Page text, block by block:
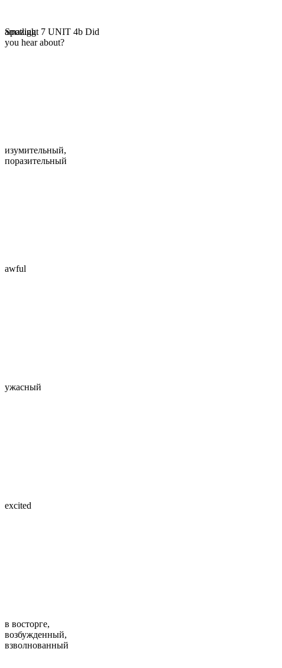
Spotlight 7 UNIT 4b Did
you hear about?
amazing
изумительный,
поразительный
awful
ужасный
excited
в восторге,
возбужденный,
взволнованный